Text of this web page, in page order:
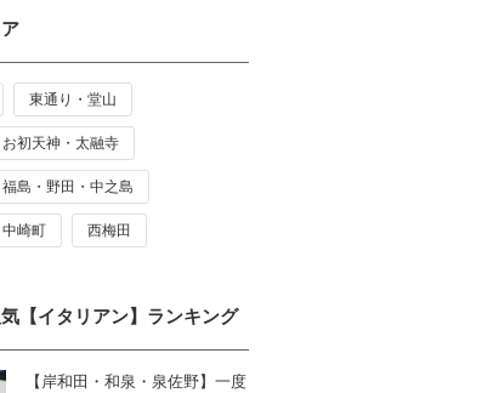
東通り・堂山
初天神・太融寺
福島・野田・中之島
崎町 西梅田
【イタリアン】ランキング
【岸和田・和泉・泉佐野】一度